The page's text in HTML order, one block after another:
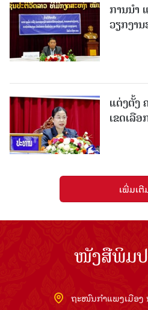
ການນຳ
ວຽກງາ
ແຕ່ງຕັ້ງ
ເຂດເລື
ເພີ່ມເຕີ
ໜັງສືພິມປ
ຖະໜົນກຳແພງເມືອງ